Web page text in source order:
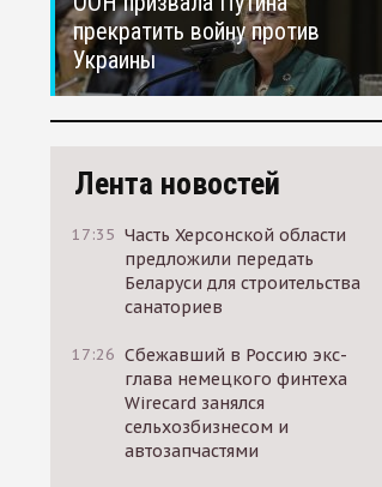
прекратить войну против
Украины
Лента новостей
17:35 Часть Херсонской области
предложили передать
Беларуси для строительства
санаториев
17:26 Сбежавший в Россию экс-
глава немецкого финтеха
Wirecard занялся
сельхозбизнесом и
автозапчастями